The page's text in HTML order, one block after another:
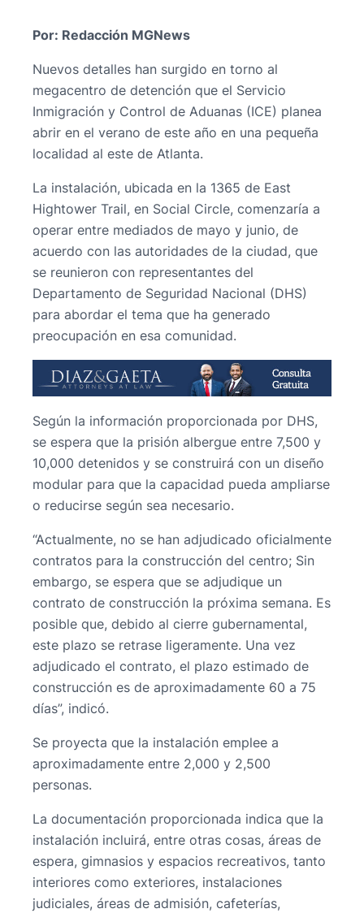
Por: Redacción MGNews
Nuevos detalles han surgido en torno al
megacentro de detención que el Servicio
Inmigración y Control de Aduanas (ICE) planea
abrir en el verano de este año en una pequeña
localidad al este de Atlanta.
La instalación, ubicada en la 1365 de East
Hightower Trail, en Social Circle, comenzaría a
operar entre mediados de mayo y junio, de
acuerdo con las autoridades de la ciudad, que
se reunieron con representantes del
Departamento de Seguridad Nacional (DHS)
para abordar el tema que ha generado
preocupación en esa comunidad.
Según la información proporcionada por DHS,
se espera que la prisión albergue entre 7,500 y
10,000 detenidos y se construirá con un diseño
modular para que la capacidad pueda ampliarse
o reducirse según sea necesario.
“Actualmente, no se han adjudicado oficialmente
contratos para la construcción del centro; Sin
embargo, se espera que se adjudique un
contrato de construcción la próxima semana. Es
posible que, debido al cierre gubernamental,
este plazo se retrase ligeramente. Una vez
adjudicado el contrato, el plazo estimado de
construcción es de aproximadamente 60 a 75
días”, indicó.
Se proyecta que la instalación emplee a
aproximadamente entre 2,000 y 2,500
personas.
La documentación proporcionada indica que la
instalación incluirá, entre otras cosas, áreas de
espera, gimnasios y espacios recreativos, tanto
interiores como exteriores, instalaciones
judiciales, áreas de admisión, cafeterías,